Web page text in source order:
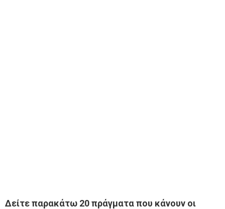
Δείτε παρακάτω 20 πράγματα που κάνουν οι